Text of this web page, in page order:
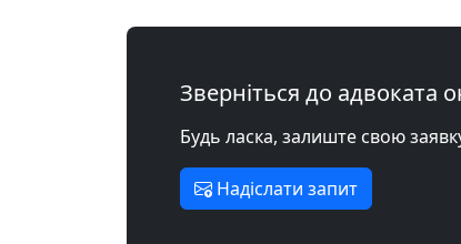
Зверніться до адвоката
Будь ласка, залиште свою
Надіслати запит